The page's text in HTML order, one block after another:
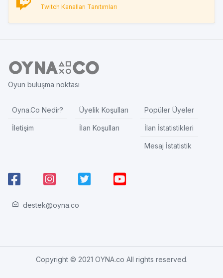
Twitch Kanalları Tanıtımları
Oyun buluşma noktası
Oyna.Co Nedir?
İletişim
Üyelik Koşulları
İlan Koşulları
Popüler Üyeler
İlan İstatistikleri
Mesaj İstatistik
destek@oyna.co
Copyright © 2021 OYNA.co All rights reserved.